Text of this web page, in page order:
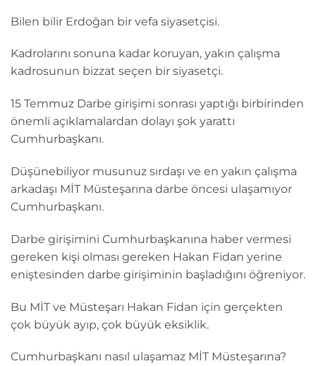
Bilen bilir Erdoğan bir vefa siyasetçisi.
Kadrolarını sonuna kadar koruyan, yakın çalışma
kadrosunun bizzat seçen bir siyasetçi.
15 Temmuz Darbe girişimi sonrası yaptığı birbirinden
önemli açıklamalardan dolayı şok yarattı
Cumhurbaşkanı.
Düşünebiliyor musunuz sırdaşı ve en yakın çalışma
arkadaşı MİT Müsteşarına darbe öncesi ulaşamıyor
Cumhurbaşkanı.
Darbe girişimini Cumhurbaşkanına haber vermesi
gereken kişi olması gereken Hakan Fidan yerine
eniştesinden darbe girişiminin başladığını öğreniyor.
Bu MİT ve Müsteşarı Hakan Fidan için gerçekten
çok büyük ayıp, çok büyük eksiklik.
Cumhurbaşkanı nasıl ulaşamaz MİT Müsteşarına?